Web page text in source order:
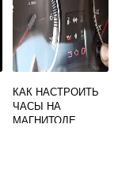
КАК НАСТРОИТЬ
ЧАСЫ НА
МАГНИТОЛЕ